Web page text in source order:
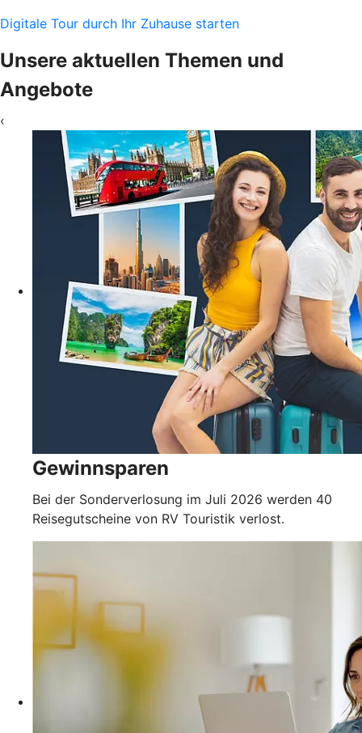
Digitale Tour durch Ihr Zuhause starten
Unsere aktuellen Themen und
Angebote
‹
Gewinnsparen
Bei der Sonderverlosung im Juli 2026 werden 40
Reisegutscheine von RV Touristik verlost.